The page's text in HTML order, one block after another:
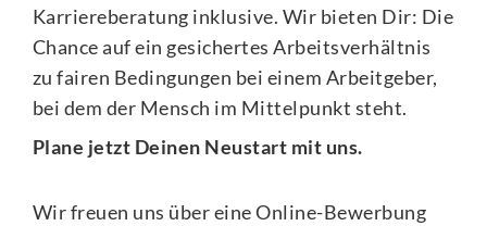
Karriereberatung inklusive. Wir bieten Dir: Die
Chance auf ein gesichertes Arbeitsverhältnis
zu fairen Bedingungen bei einem Arbeitgeber,
bei dem der Mensch im Mittelpunkt steht.
Plane jetzt Deinen Neustart mit uns.
Wir freuen uns über eine Online-Bewerbung